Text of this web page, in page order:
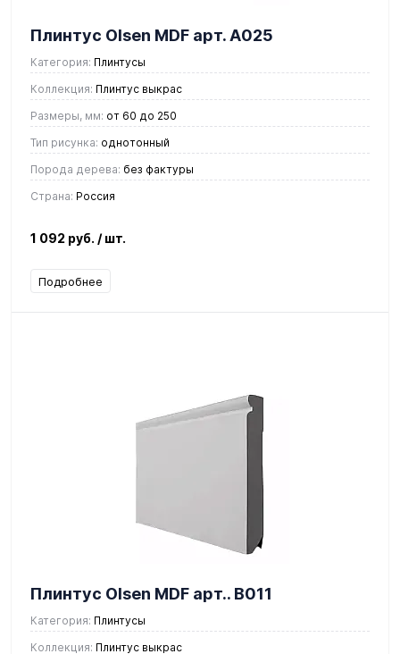
Плинтус Olsen MDF арт. А025
Категория: Плинтусы
Коллекция: Плинтус выкрас
Размеры, мм: от 60 до 250
Тип рисунка: однотонный
Порода дерева: без фактуры
Страна: Россия
1 092 руб. / шт.
Подробнее
Плинтус Olsen MDF арт.. В011
Категория: Плинтусы
Коллекция: Плинтус выкрас